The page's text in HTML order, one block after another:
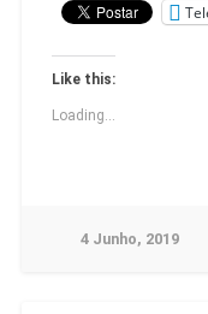
Like this:
Loading...
4 Junho, 2019